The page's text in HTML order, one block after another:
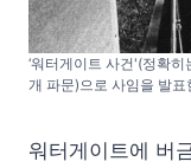
‘워터게이트 사건'(정확
개 파문)으로 사임을 발
워터게이트에 버